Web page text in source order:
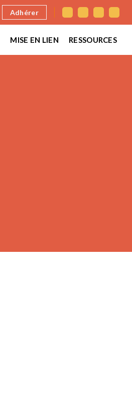
Adhérer
MISE EN LIEN RESSOURCES